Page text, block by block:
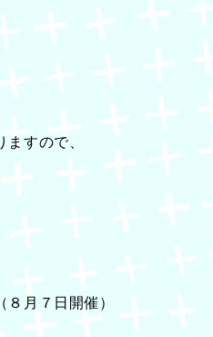
すので、
月７日開催）